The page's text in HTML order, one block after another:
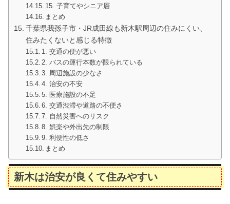
15. 子育てやシニア層
まとめ
千葉県我孫子市・JR成田線も新木駅周辺の住みにくい、
住みたくないと感じる特徴
1. 交通の便が悪い
2. バスの運行本数が限られている
3. 周辺施設の少なさ
4. 治安の不安
5. 医療施設の不足
6. 交通渋滞や道路の不便さ
7. 自然災害へのリスク
8. 娯楽や外出先の制限
9. 利便性の低さ
まとめ
新木は治安が良くて住みやすい